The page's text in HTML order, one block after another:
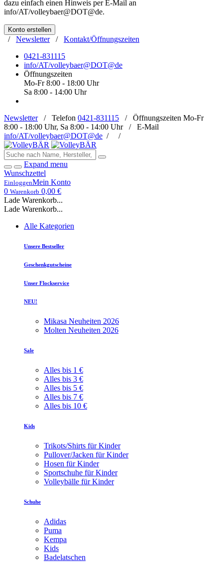
dazu einfach einen Hinweis per E-Mail an
info/AT/volleybaer@DOT@de.
Konto erstellen
/ Newsletter/ Kontakt/Öffnungszeiten
0421-831115
info/AT/volleybaer@DOT@de
Öffnungszeiten
Mo-Fr 8:00 - 18:00 Uhr
Sa 8:00 - 14:00 Uhr
Newsletter/ Telefon 0421-831115 / Öffnungszeiten Mo-Fr
8:00 - 18:00 Uhr, Sa 8:00 - 14:00 Uhr / E-Mail
info/AT/volleybaer@DOT@de / /
Expand menu
Wunschzettel
EinloggenMein Konto
0 Warenkorb 0,00 €
Lade Warenkorb...
Lade Warenkorb...
Alle Kategorien
Unsere Bestseller
Geschenkgutscheine
Unser Flockservice
NEU!
Mikasa Neuheiten 2026
Molten Neuheiten 2026
Sale
Alles bis 1 €
Alles bis 3 €
Alles bis 5 €
Alles bis 7 €
Alles bis 10 €
Kids
Trikots/Shirts für Kinder
Pullover/Jacken für Kinder
Hosen für Kinder
Sportschuhe für Kinder
Volleybälle für Kinder
Schuhe
Adidas
Puma
Kempa
Kids
Badelatschen